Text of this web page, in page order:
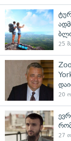
25
20
27